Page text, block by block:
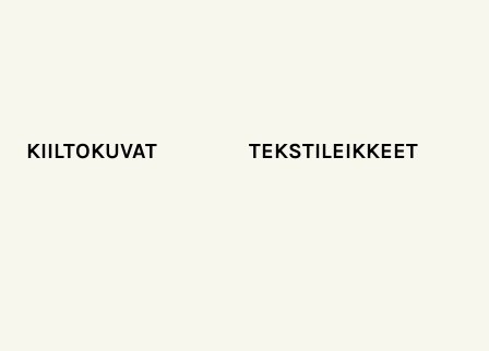
KIILTOKUVAT TEKSTILEIKKEET